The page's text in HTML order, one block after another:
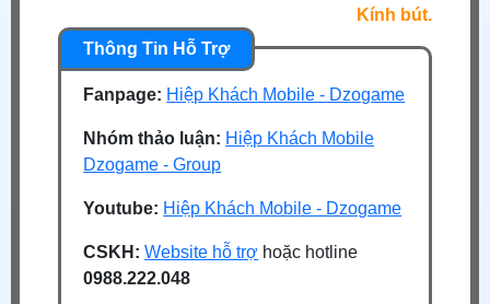
Kính bút.
Fanpage: Hiệp Khách Mobile - Dzogame
Nhóm thảo luận: Hiệp Khách Mobile
Dzogame - Group
Youtube: Hiệp Khách Mobile - Dzogame
CSKH: Website hỗ trợ hoặc hotline
0988.222.048